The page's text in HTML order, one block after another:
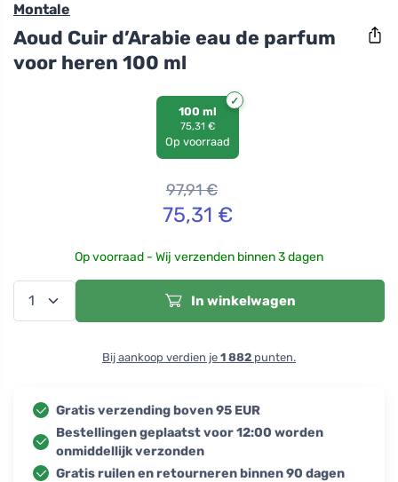
Montale
Aoud Cuir d’Arabie eau de parfum
voor heren 100 ml
100 ml
75,31 €
Op voorraad
97,91€
75,31 €
Op voorraad - Wij verzenden binnen 3 dagen
In winkelwagen
Bij aankoop verdien je 1 882 punten.
Gratis verzending boven 95 EUR
Bestellingen geplaatst voor 12:00 worden
onmiddellijk verzonden
Gratis ruilen en retourneren binnen 90 dagen